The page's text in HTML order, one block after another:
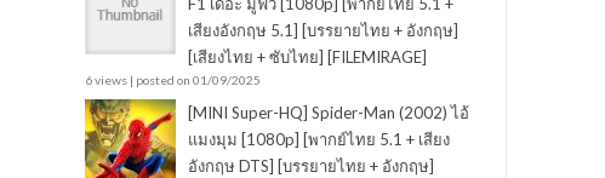
เสียงอังกฤษ 5.1] [บรรยายไทย + อังกฤษ]
[เสียงไทย + ซับไทย] [FILEMIRAGE]
6 views| posted on 01/09/2025
[MINI Super-HQ] Spider-Man (2002) ไอ้
แมงมุม [1080p] [พากย์ไทย 5.1 + เสียง
อังกฤษ DTS] [บรรยายไทย + อังกฤษ]